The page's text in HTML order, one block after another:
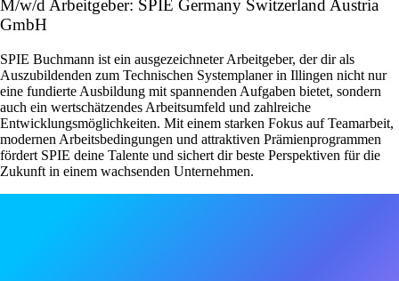
M/w/d Arbeitgeber: SPIE Germany Switzerland Austria
GmbH
SPIE Buchmann ist ein ausgezeichneter Arbeitgeber, der dir als
Auszubildenden zum Technischen Systemplaner in Illingen nicht nur
eine fundierte Ausbildung mit spannenden Aufgaben bietet, sondern
auch ein wertschätzendes Arbeitsumfeld und zahlreiche
Entwicklungsmöglichkeiten. Mit einem starken Fokus auf Teamarbeit,
modernen Arbeitsbedingungen und attraktiven Prämienprogrammen
fördert SPIE deine Talente und sichert dir beste Perspektiven für die
Zukunft in einem wachsenden Unternehmen.